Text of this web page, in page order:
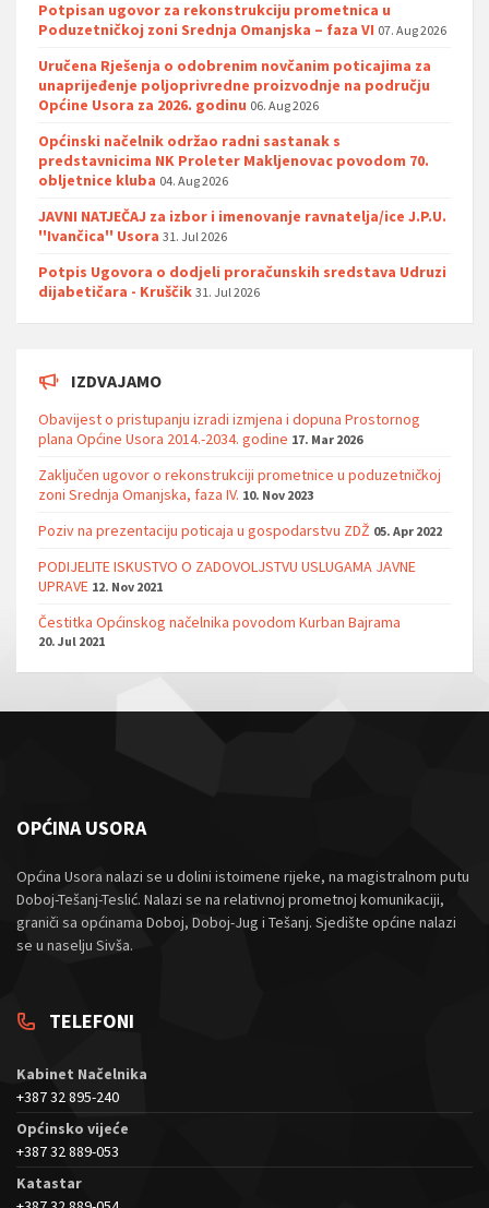
Potpisan ugovor za rekonstrukciju prometnica u
Poduzetničkoj zoni Srednja Omanjska – faza VI 07. Aug 2026
Uručena Rješenja o odobrenim novčanim poticajima za
unaprijeđenje poljoprivredne proizvodnje na području
Općine Usora za 2026. godinu 06. Aug 2026
Općinski načelnik održao radni sastanak s
predstavnicima NK Proleter Makljenovac povodom 70.
obljetnice kluba 04. Aug 2026
JAVNI NATJEČAJ za izbor i imenovanje ravnatelja/ice J.P.U.
''Ivančica'' Usora 31. Jul 2026
Potpis Ugovora o dodjeli proračunskih sredstava Udruzi
dijabetičara - Kruščik 31. Jul 2026
IZDVAJAMO
Obavijest o pristupanju izradi izmjena i dopuna Prostornog
plana Općine Usora 2014.-2034. godine 17. Mar 2026
Zaključen ugovor o rekonstrukciji prometnice u poduzetničkoj
zoni Srednja Omanjska, faza IV. 10. Nov 2023
Poziv na prezentaciju poticaja u gospodarstvu ZDŽ 05. Apr 2022
PODIJELITE ISKUSTVO O ZADOVOLJSTVU USLUGAMA JAVNE
UPRAVE 12. Nov 2021
Čestitka Općinskog načelnika povodom Kurban Bajrama
20. Jul 2021
OPĆINA USORA
Općina Usora nalazi se u dolini istoimene rijeke, na magistralnom putu
Doboj-Tešanj-Teslić. Nalazi se na relativnoj prometnoj komunikaciji,
graniči sa općinama Doboj, Doboj-Jug i Tešanj. Sjedište općine nalazi
se u naselju Sivša.
TELEFONI
Kabinet Načelnika
+387 32 895-240
Općinsko vijeće
+387 32 889-053
Katastar